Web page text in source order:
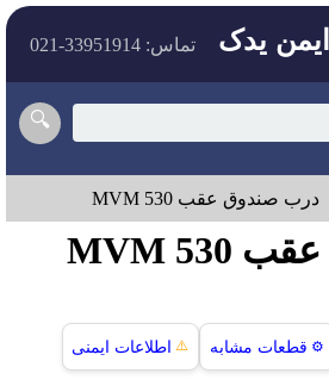
یدک تماس: 33951914-021
🔍
درب صندوق عقب MVM 530
درب صندوق عقب MVM 530
⚙️ قطعات مشابه ⚠️ اطلاعات ایمنی